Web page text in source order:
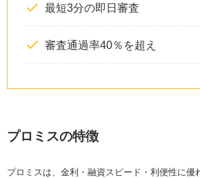
最短3分の即日審査
審査通過率40％を超え
プロミスの特徴
プロミスは、金利・融資スピード・利便性に優